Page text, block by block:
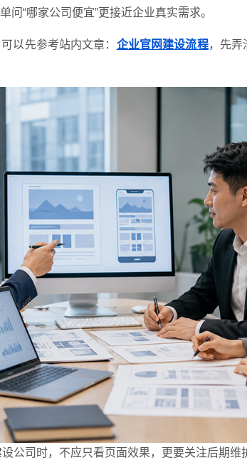
“哪家公司便宜”更接近企业真实需求。
以先参考站内文章： 企业官网建设流程，先弄
设公司时，不应只看页面效果，更要关注后期维